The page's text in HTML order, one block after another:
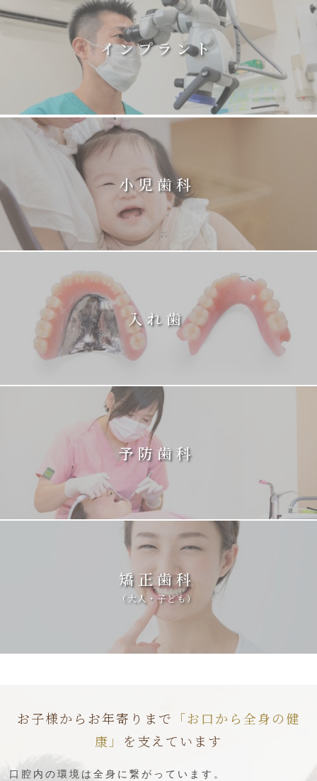
インプラント
小児歯科
入れ歯
予防歯科
矯正歯科
（大人・子ども）
お子様からお年寄りまで 「お口から全身の健
康」 を支えています
口腔内の環境は全身に繋がっています。